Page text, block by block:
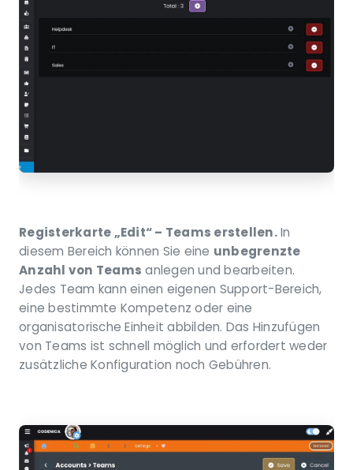
Registerkarte „Edit“ – Teams erstellen.In
diesem Bereich können Sie eine unbegrenzte
Anzahl von Teams anlegen und bearbeiten.
Jedes Team kann einen eigenen Support-Bereich,
eine bestimmte Kompetenz oder eine
organisatorische Einheit abbilden. Das Hinzufügen
von Teams ist schnell möglich und erfordert weder
zusätzliche Konfiguration noch Gebühren.